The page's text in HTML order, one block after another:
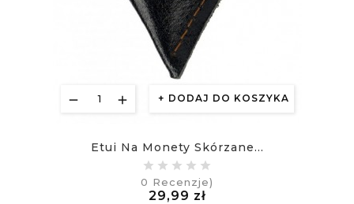
DODAJ DO KOSZYKA
Etui Na Monety Skórzane...
0 Recenzje)
29,99 złCena